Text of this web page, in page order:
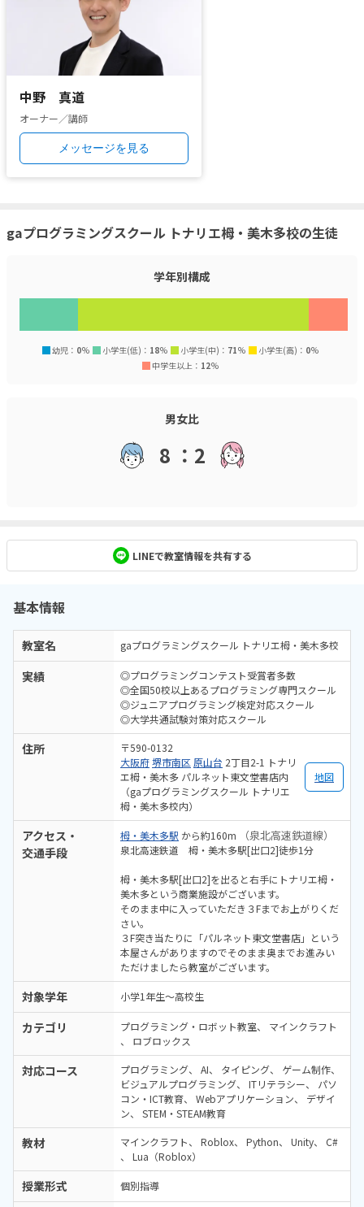
中野 真道
オーナー／講師
メッセージを見る
gaプログラミングスクール トナリエ栂・美木多校の生徒
学年別構成
幼児： 0% 小学生(低)： 18% 小学生(中)： 71% 小学生(高)： 0%
中学生以上： 12%
男女比
8 ：2
LINEで教室情報を共有する
基本情報
教室名 gaプログラミングスクール トナリエ栂・美木多校
実績
◎プログラミングコンテスト受賞者多数
◎全国50校以上あるプログラミング専門スクール
◎ジュニアプログラミング検定対応スクール
◎大学共通試験対策対応スクール
住所
〒590-0132
大阪府堺市南区 原山台 2丁目2-1 トナリ
エ栂・美木多 パルネット東文堂書店内
（gaプログラミングスクール トナリエ
栂・美木多校内）
地図
アクセス・
交通手段
栂・美木多駅 から約160m （泉北高速鉄道線）
泉北高速鉄道 栂・美木多駅[出口2]徒歩1分
栂・美木多駅[出口2]を出ると右手にトナリエ栂・
美木多という商業施設がございます。
そのまま中に入っていただき３Fまでお上がりくだ
さい。
３F突き当たりに「パルネット東文堂書店」という
本屋さんがありますのでそのまま奥までお進みい
ただけましたら教室がございます。
対象学年 小学1年生〜高校生
カテゴリ プログラミング・ロボット教室
マインクラフト
ロブロックス
対応コース プログラミング AI タイピング
ゲーム制作
ビジュアルプログラミング
ITリテラシー
パソ
コン・ICT教育
Webアプリケーション
デザイ
ン
STEM・STEAM教育
教材 マインクラフト Roblox Python Unity
C#
Lua（Roblox）
授業形式 個別指導